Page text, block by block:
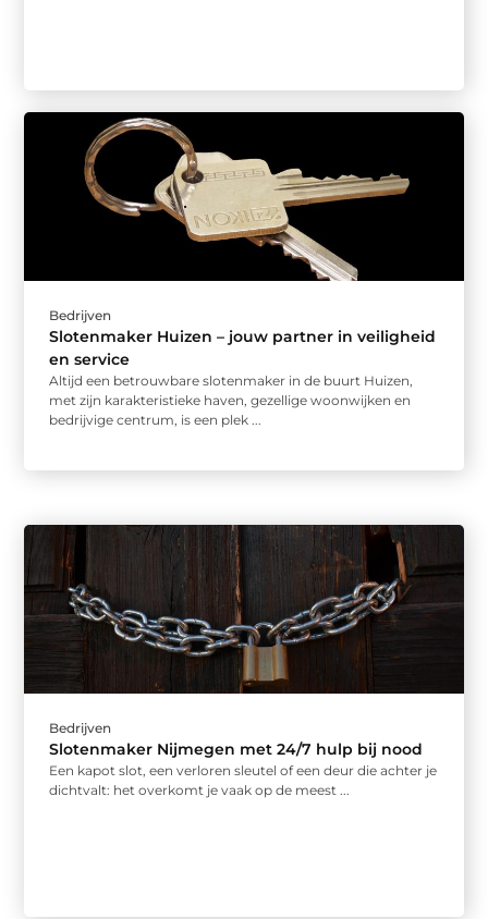
Bedrijven
Slotenmaker Huizen – jouw partner in veiligheid
en service
Altijd een betrouwbare slotenmaker in de buurt Huizen,
met zijn karakteristieke haven, gezellige woonwijken en
bedrijvige centrum, is een plek ...
Bedrijven
Slotenmaker Nijmegen met 24/7 hulp bij nood
Een kapot slot, een verloren sleutel of een deur die achter je
dichtvalt: het overkomt je vaak op de meest ...